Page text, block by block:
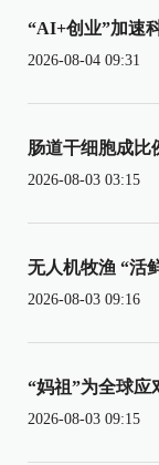
“AI+创业”加速
2026-08-04 09:31
肠道干细胞成比
2026-08-03 03:15
无人机牧渔 “活
2026-08-03 09:16
“妈祖”为全球应
2026-08-03 09:15